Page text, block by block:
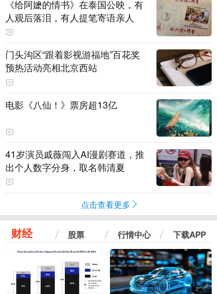
《给阿嬷的情书》在泰国公映，有
人观后落泪，有人提笔寄语亲人
门头沟区“跟着影视游福地”百花奖
预热活动亮相北京西站
电影《八仙！》票房超13亿
41岁演员戚薇闯入AI漫剧赛道，推
出个人数字分身，取名韩清夏
点击查看更多
财经 股票 行情中心 下载APP